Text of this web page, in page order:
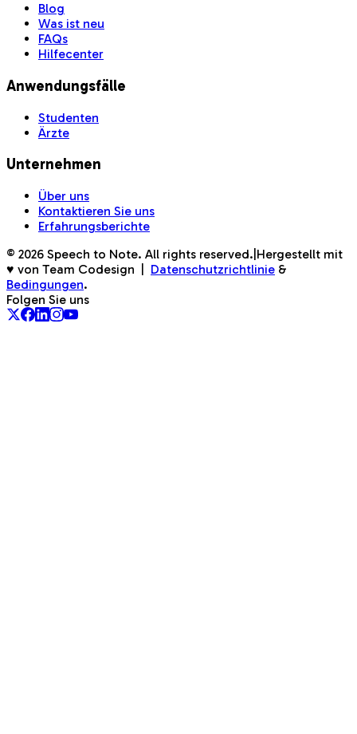
Blog
Was ist neu
FAQs
Hilfecenter
Anwendungsfälle
Studenten
Ärzte
Unternehmen
Über uns
Kontaktieren Sie uns
Erfahrungsberichte
© 2026 Speech to Note. All rights reserved. Hergestellt mit
♥ von Team Codesign
Datenschutzrichtlinie &
Bedingungen.
Folgen Sie uns